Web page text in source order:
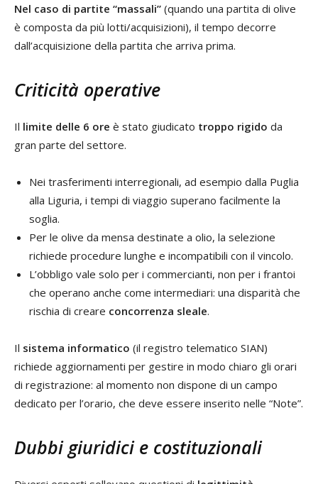
Nel caso di partite “massali” (quando una partita di olive
è composta da più lotti/acquisizioni), il tempo decorre
dall’acquisizione della partita che arriva prima.
Criticità operative
Il limite delle 6 ore è stato giudicato troppo rigido da
gran parte del settore.
Nei trasferimenti interregionali, ad esempio dalla Puglia
alla Liguria, i tempi di viaggio superano facilmente la
soglia.
Per le olive da mensa destinate a olio, la selezione
richiede procedure lunghe e incompatibili con il vincolo.
L’obbligo vale solo per i commercianti, non per i frantoi
che operano anche come intermediari: una disparità che
rischia di creare concorrenza sleale.
Il sistema informatico (il registro telematico SIAN)
richiede aggiornamenti per gestire in modo chiaro gli orari
di registrazione: al momento non dispone di un campo
dedicato per l’orario, che deve essere inserito nelle “Note”.
Dubbi giuridici e costituzionali